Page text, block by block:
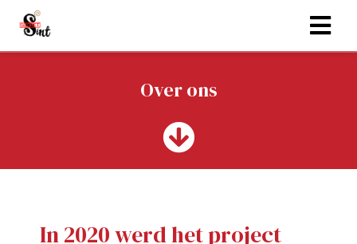
Over ons
In 2020 werd het project